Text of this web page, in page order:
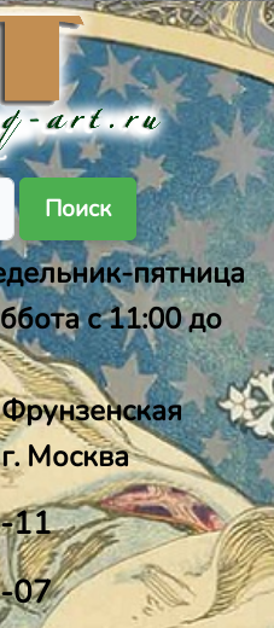
Поиск
пятница
с 11:00 до
Москва
11
07